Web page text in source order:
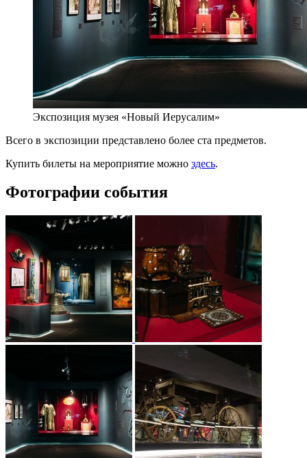
Экспозиция музея «Новый Иерусалим»
Всего в экспозиции представлено более ста предметов.
Купить билеты на мероприятие можно здесь.
Фотографии события